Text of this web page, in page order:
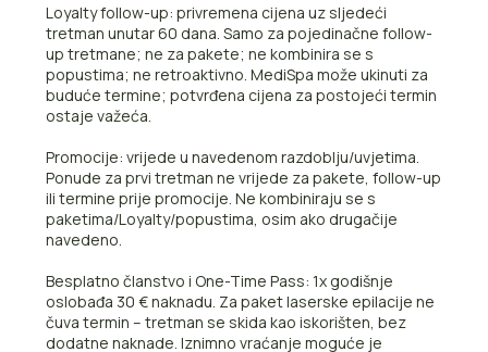
Loyalty follow-up: privremena cijena uz sljedeći
tretman unutar 60 dana. Samo za pojedinačne follow-
up tretmane; ne za pakete; ne kombinira se s
popustima; ne retroaktivno. MediSpa može ukinuti za
buduće termine; potvrđena cijena za postojeći termin
ostaje važeća.
Promocije: vrijede u navedenom razdoblju/uvjetima.
Ponude za prvi tretman ne vrijede za pakete, follow-up
ili termine prije promocije. Ne kombiniraju se s
paketima/Loyalty/popustima, osim ako drugačije
navedeno.
Besplatno članstvo i One-Time Pass: 1x godišnje
oslobađa 30 € naknadu. Za paket laserske epilacije ne
čuva termin – tretman se skida kao iskorišten, bez
dodatne naknade. Iznimno vraćanje moguće je